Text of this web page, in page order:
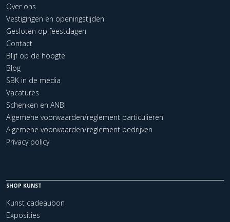
Over ons
Vestigingen en openingstijden
Gesloten op feestdagen
Contact
Blijf op de hoogte
Blog
SBK in de media
Vacatures
Schenken en ANBI
Algemene voorwaarden/reglement particulieren
Algemene voorwaarden/reglement bedrijven
Privacy policy
SHOP KUNST
Kunst cadeaubon
Exposities